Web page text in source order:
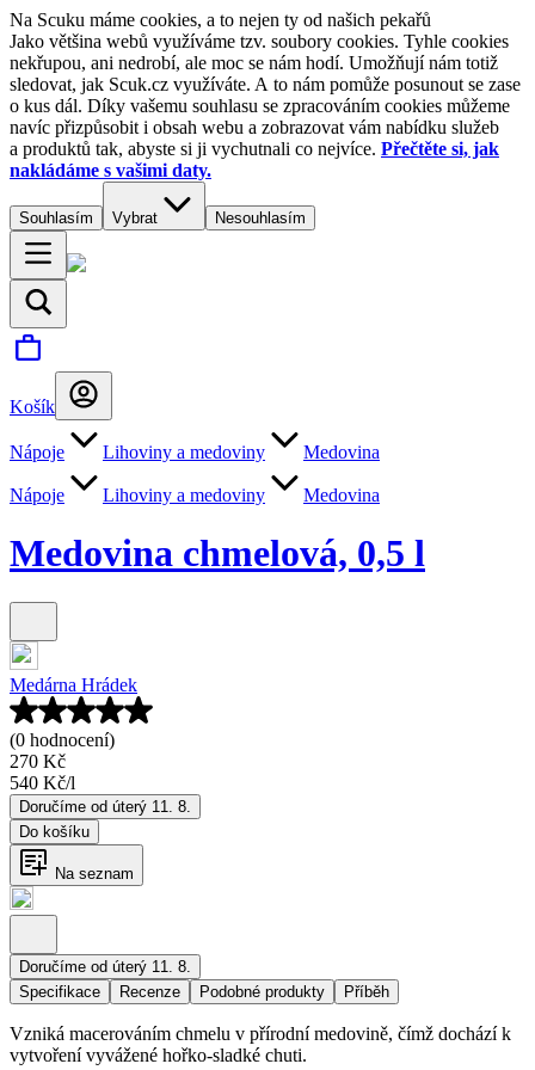
Na Scuku máme cookies, a to nejen ty od našich pekařů
Jako většina webů využíváme tzv. soubory cookies. Tyhle cookies
nekřupou, ani nedrobí, ale moc se nám hodí. Umožňují nám totiž
sledovat, jak Scuk.cz využíváte. A to nám pomůže posunout se zase
o kus dál. Díky vašemu souhlasu se zpracováním cookies můžeme
navíc přizpůsobit i obsah webu a zobrazovat vám nabídku služeb
a produktů tak, abyste si ji vychutnali co nejvíce. Přečtěte si, jak
nakládáme s vašimi daty.
Souhlasím Vybrat Nesouhlasím
Košík
Nápoje Lihoviny a medoviny Medovina
Nápoje Lihoviny a medoviny Medovina
Medovina chmelová, 0,5 l
Medárna Hrádek
(0 hodnocení)
270 Kč
540 Kč/l
Doručíme od úterý 11. 8.
Do košíku
Na seznam
Doručíme od úterý 11. 8.
Specifikace
Recenze Podobné produkty Příběh
Vzniká macerováním chmelu v přírodní medovině, čímž dochází k
vytvoření vyvážené hořko-sladké chuti.